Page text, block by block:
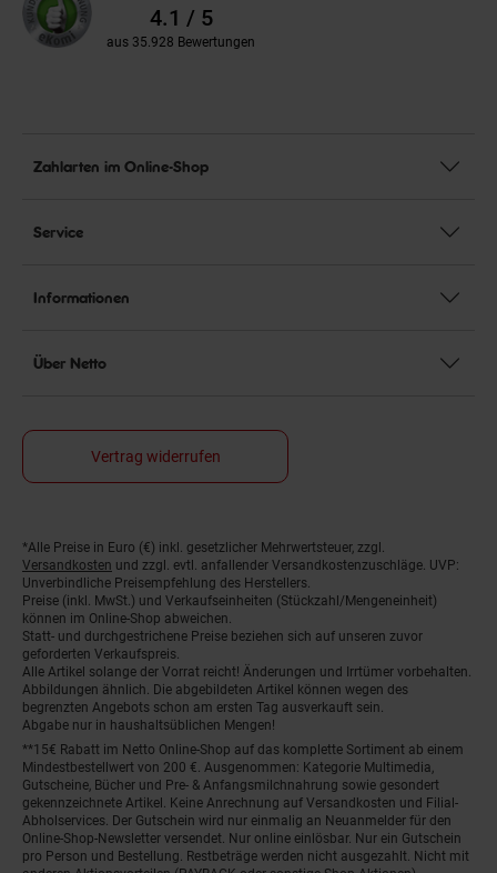
Bewertungen4.1 / 5
aus 35.928 Bewertungen
Zahlarten im Online-Shop
Service
Informationen
Über Netto
Vertrag widerrufen
Fußnoten
*Alle Preise in Euro (€) inkl. gesetzlicher Mehrwertsteuer, zzgl.
Versandkosten und zzgl. evtl. anfallender Versandkostenzuschläge. UVP:
Unverbindliche Preisempfehlung des Herstellers.
Preise (inkl. MwSt.) und Verkaufseinheiten (Stückzahl/Mengeneinheit)
können im Online-Shop abweichen.
Statt- und durchgestrichene Preise beziehen sich auf unseren zuvor
geforderten Verkaufspreis.
Alle Artikel solange der Vorrat reicht! Änderungen und Irrtümer vorbehalten.
Abbildungen ähnlich. Die abgebildeten Artikel können wegen des
begrenzten Angebots schon am ersten Tag ausverkauft sein.
Abgabe nur in haushaltsüblichen Mengen!
**15€ Rabatt im Netto Online-Shop auf das komplette Sortiment ab einem
Mindestbestellwert von 200 €. Ausgenommen: Kategorie Multimedia,
Gutscheine, Bücher und Pre- & Anfangsmilchnahrung sowie gesondert
gekennzeichnete Artikel. Keine Anrechnung auf Versandkosten und Filial-
Abholservices. Der Gutschein wird nur einmalig an Neuanmelder für den
Online-Shop-Newsletter versendet. Nur online einlösbar. Nur ein Gutschein
pro Person und Bestellung. Restbeträge werden nicht ausgezahlt. Nicht mit